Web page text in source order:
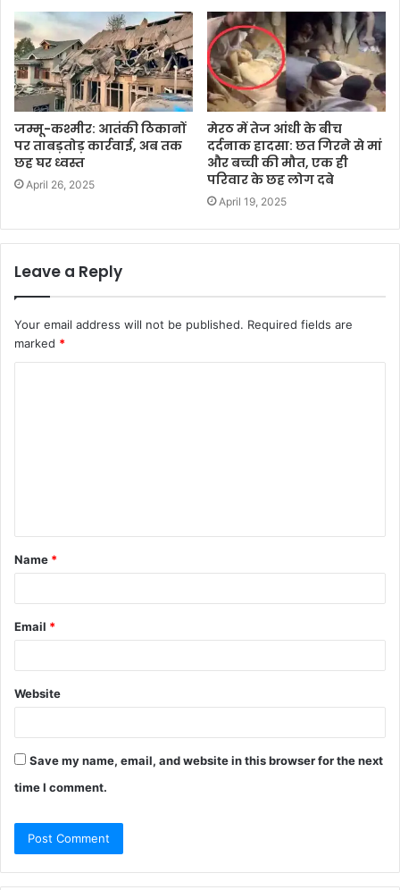
जम्मू-कश्मीर: आतंकी ठिकानों
पर ताबड़तोड़ कार्रवाई, अब तक
छह घर ध्वस्त
April 26, 2025
मेरठ में तेज आंधी के बीच
दर्दनाक हादसा: छत गिरने से मां
और बच्ची की मौत, एक ही
परिवार के छह लोग दबे
April 19, 2025
Leave a Reply
Your email address will not be published. Required fields are
marked *
t
*
Name *
Email *
Website
Save my name, email, and website in this browser for the next
time I comment.